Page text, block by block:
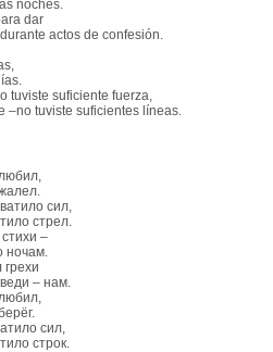
noches.
dar
actos de confesión.
suficiente fuerza,
tuviste suficientes líneas.
сил,
стрел.
–
ночам.
– нам.
сил,
строк.